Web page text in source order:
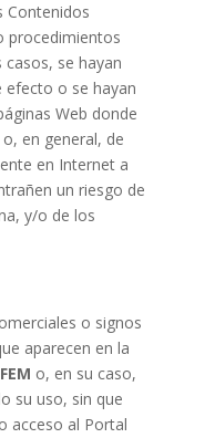
Contenidos
procedimientos
se hayan
efecto o se hayan
Web donde
en general, de
en Internet a
un riesgo de
y/o de los
o signos
aparecen en la
o, en su caso,
su uso, sin que
acceso al Portal